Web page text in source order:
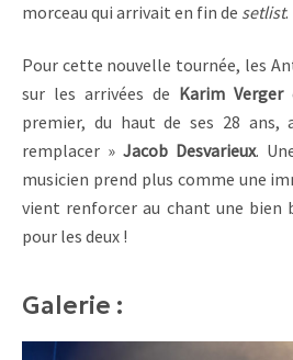
morceau qui arrivait en fin de setlist.
Pour cette nouvelle tournée, les
sur les arrivées de Karim Verger
premier, du haut de ses 28 ans,
remplacer » Jacob Desvarieux.
musicien prend plus comme une
vient renforcer au chant une bien
pour les deux !
Galerie :